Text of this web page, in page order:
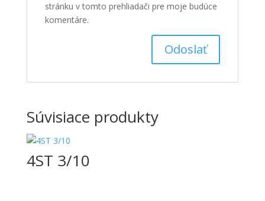
stránku v tomto prehliadači pre moje budúce
komentáre.
Súvisiace produkty
4ST 3/10